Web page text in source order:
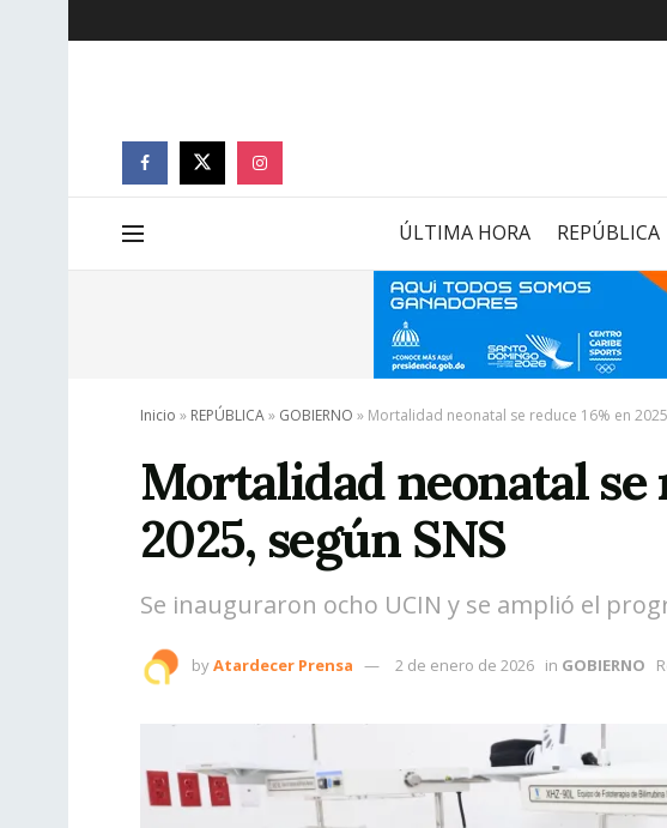
ÚLTIMA HORA REPÚBLICA
Inicio » REPÚBLICA» GOBIERNO » Mortalidad neonatal se reduce 16% en
Mortalidad neonatal se
2025, según SNS
Se inauguraron ocho UCIN y se amplió el
byAtardecer Prensa 2 de enero de 2026 in GOBIERNO